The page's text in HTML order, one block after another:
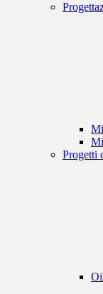
Progetti